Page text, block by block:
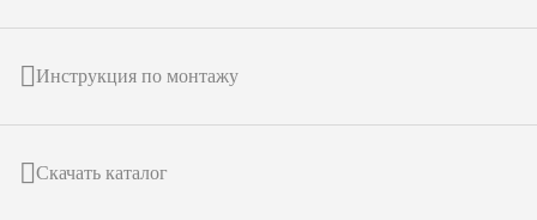
Инструкция по монтажу
Скачать каталог